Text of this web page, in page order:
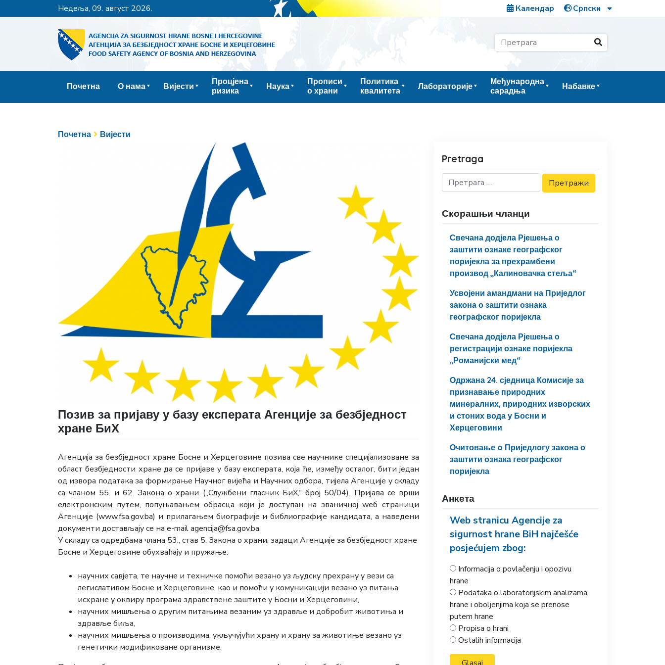
недеља, 09. август 2026. Календар
Почетна О нама Вијести
Процјена
ризика
Наука
Прописи
о храни
Политика
квалитета
Лабораторије
Међународна
сарадња
Набавке
Почетна Вијести
Позив за пријаву у базу експерата Агенције за безбједност
хране БиХ
Агенција за безбједност хране Босне и Херцеговине позива све научнике специјализоване за
област безбједности хране да се пријаве у базу експерата, која ће, између осталог, бити један
од извора података за формирање Научног вијећа и Научних одбора, тијела Агенције у складу
са чланом 55. и 62. Закона о храни („Службени гласник БиХ,“ број 50/04). Пријава се врши
електронским путем, попуњавањем обрасца који је доступан на званичној wеб страници
Агенције (www.fsа.gov.bа) и прилагањем биографије и библиографије кандидата, а наведени
документи достављају се на е-mail agencija@fsa.gov.ba.
У складу са одредбама члана 53., став 5. Закона о храни, задаци Агенције за безбједност хране
Босне и Херцеговине обухваћају и пружање:
научних савјета, те научне и техничке помоћи везано уз људску прехрану у вези са
легислативом Босне и Херцеговине, као и помоћи у комуникацији везано уз питања
исхране у оквиру програма здравствене заштите у Босни и Херцеговини,
научних мишљења о другим питањима везаним уз здравље и добробит животиња и
здравље биља,
научних мишљења о производима, укључујући храну и храну за животиње везано уз
генетички модификоване организме.
Pretraga
Скорашњи чланци
Свечана додјела Рјешења о
заштити ознаке географског
поријекла за прехрамбени
производ „Калиновачка стеља“
Усвојени амандмани на Приједлог
закона о заштити ознака
географског поријекла
Свечана додјела Рјешења о
регистрацији ознаке поријекла
„Романијски мед“
Одржана 24. сједница Комисије за
признавање природних
минералних, природних изворских
и стоних вода у Босни и
Херцеговини
Очитовање o Приједлогу закона о
заштити ознака географског
поријекла
Анкета
Web stranicu Agencije za
sigurnost hrane BiH najčešće
posjećujem zbog:
Informacija o povlačenju i opozivu
hrane
Podataka o laboratorijskim analizama
hrane i oboljenjima koja se prenose
putem hrane
Propisa o hrani
Ostalih informacija